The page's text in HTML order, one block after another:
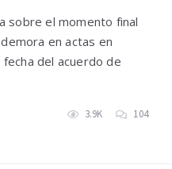
sobre el momento final
en actas en
del acuerdo de
3.9K 104